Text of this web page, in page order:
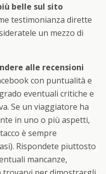
belle sul sito
testimonianza dirette
un mezzo di
alle recensioni
con puntualità e
eventuali critiche e
Se un viaggiatore ha
in uno o più aspetti,
è sempre
Rispondete piuttosto
mancanze,